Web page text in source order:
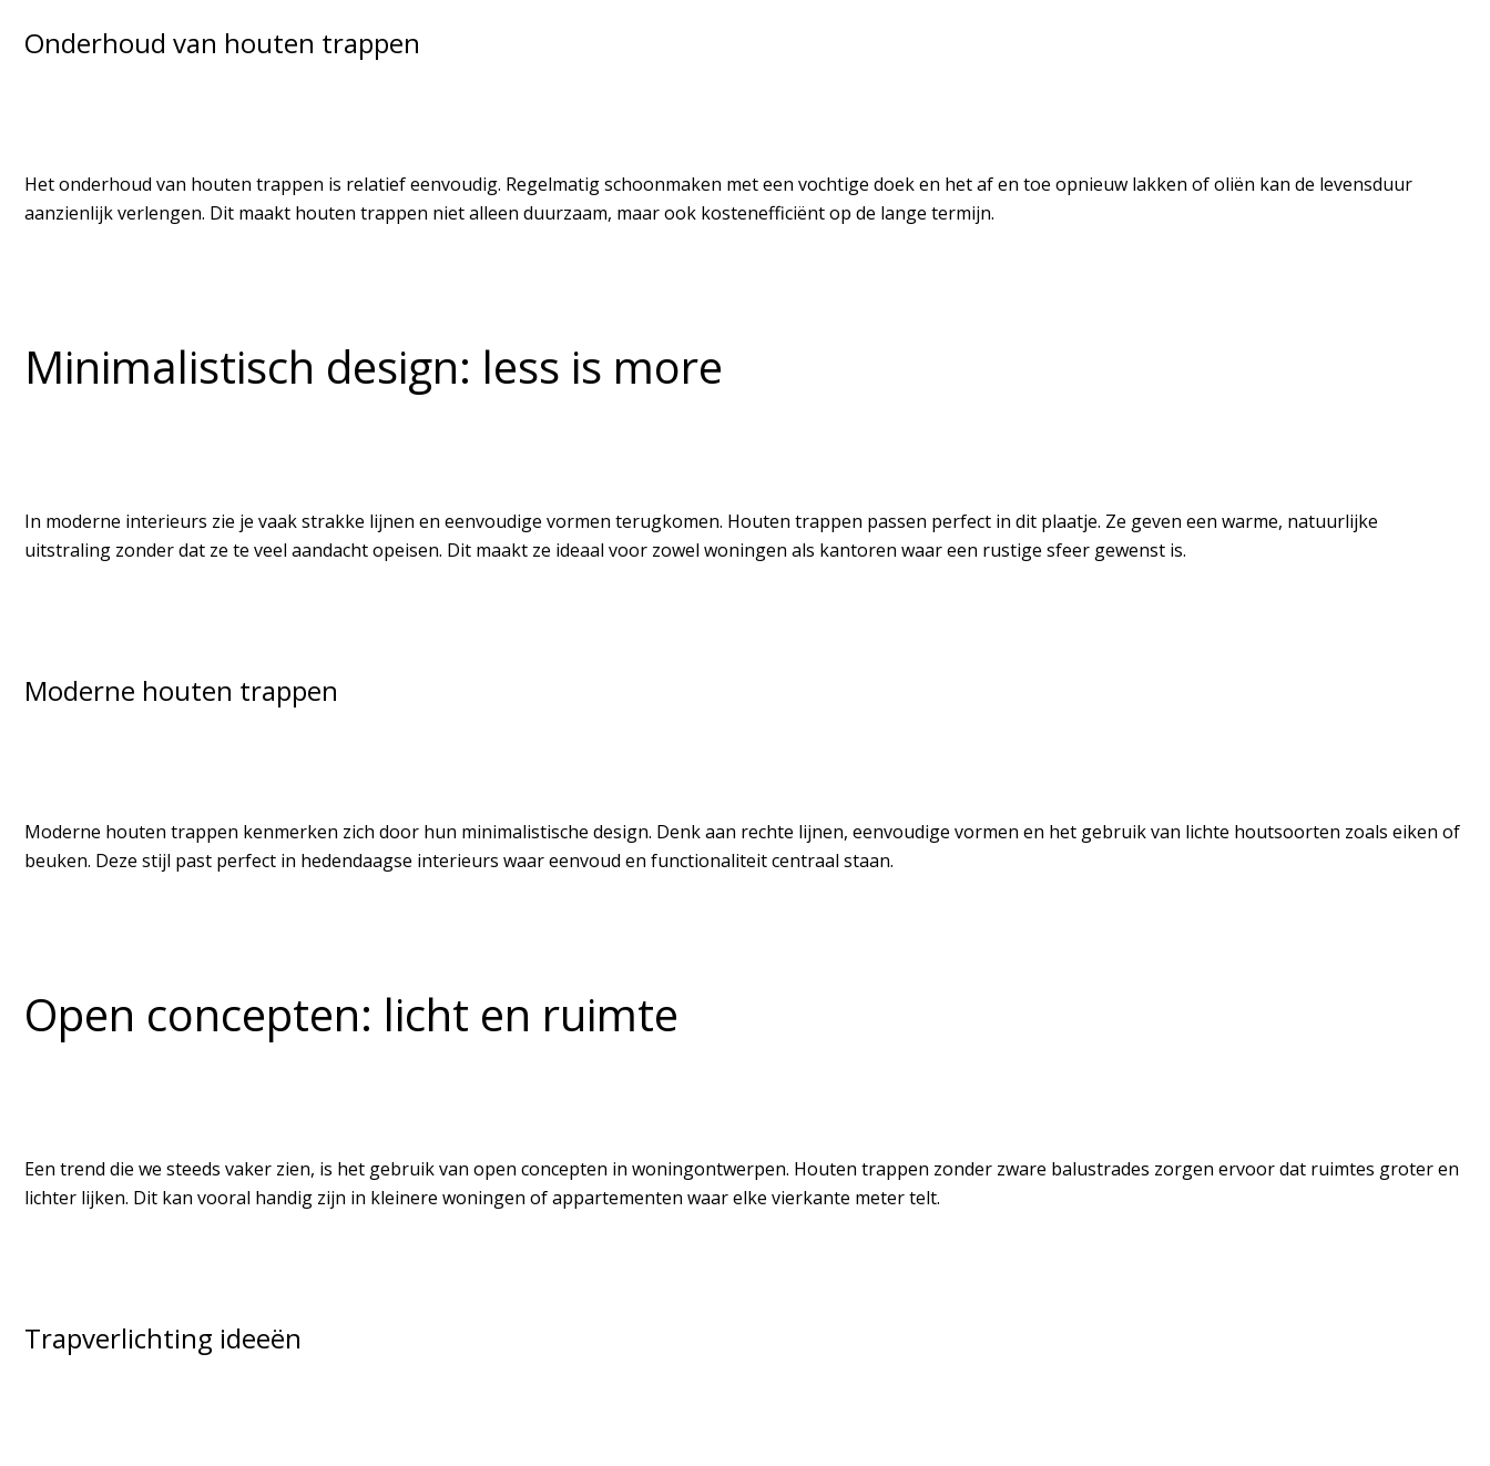
Onderhoud van houten trappen
Het onderhoud van houten trappen is relatief eenvoudig. Regelmatig schoonmaken met een vochtige doek en het af en toe opnieuw lakken of oliën kan de levensduur
aanzienlijk verlengen. Dit maakt houten trappen niet alleen duurzaam, maar ook kostenefficiënt op de lange termijn.
Minimalistisch design: less is more
In moderne interieurs zie je vaak strakke lijnen en eenvoudige vormen terugkomen. Houten trappen passen perfect in dit plaatje. Ze geven een warme, natuurlijke
uitstraling zonder dat ze te veel aandacht opeisen. Dit maakt ze ideaal voor zowel woningen als kantoren waar een rustige sfeer gewenst is.
Moderne houten trappen
Moderne houten trappen kenmerken zich door hun minimalistische design. Denk aan rechte lijnen, eenvoudige vormen en het gebruik van lichte houtsoorten zoals eiken of
beuken. Deze stijl past perfect in hedendaagse interieurs waar eenvoud en functionaliteit centraal staan.
Open concepten: licht en ruimte
Een trend die we steeds vaker zien, is het gebruik van open concepten in woningontwerpen. Houten trappen zonder zware balustrades zorgen ervoor dat ruimtes groter en
lichter lijken. Dit kan vooral handig zijn in kleinere woningen of appartementen waar elke vierkante meter telt.
Trapverlichting ideeën